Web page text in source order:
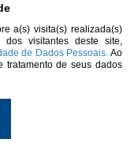
a(s) visita(s) realizada(s)
dos visitantes deste site,
de Dados Pessoais. Ao
tratamento de seus dados